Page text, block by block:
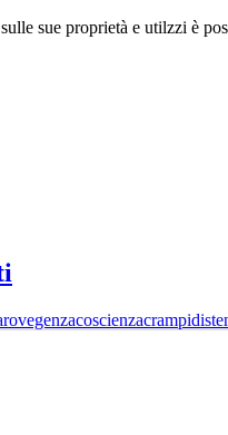
sue proprietà e utilzzi è
coscienzacrampi